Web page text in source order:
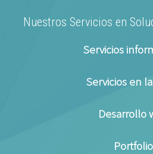
Nuestros Servicios en
Servicios
Servicios en
Desarrollo
Portfolio